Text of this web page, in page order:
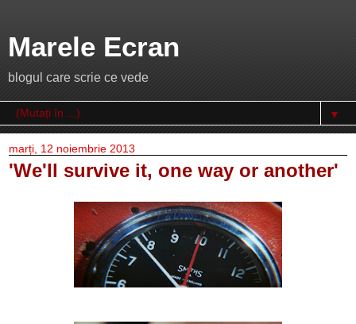
Marele Ecran
blogul care scrie ce vede
▼
marți, 12 noiembrie 2013
'We'll survive it, one way or another'